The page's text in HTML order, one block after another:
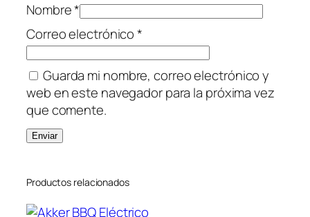
Nombre*
Correo electrónico*
Guarda mi nombre, correo electrónico y
web en este navegador para la próxima vez
que comente.
Productos relacionados